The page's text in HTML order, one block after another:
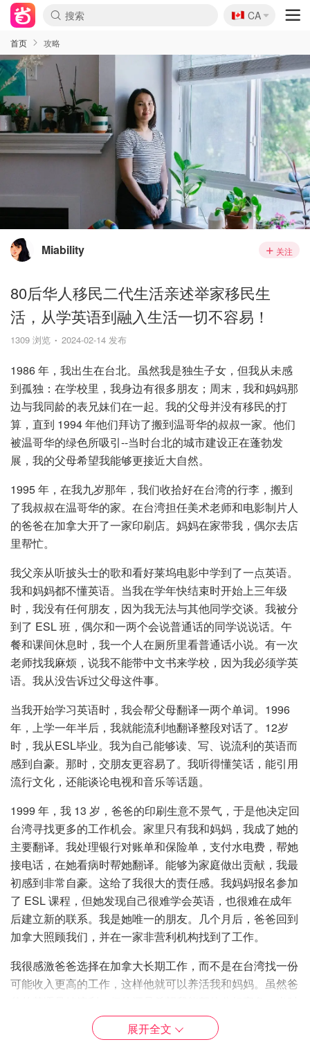
🇨🇦
CA
首页 攻略
Miability 关注
80后华人移民二代生活亲述举家移民生
活，从学英语到融入生活一切不容易！
1309 浏览 2024-02-14 发布
1986 年，我出生在台北。虽然我是独生子女，但我从未感
到孤独：在学校里，我身边有很多朋友；周末，我和妈妈那
边与我同龄的表兄妹们在一起。我的父母并没有移民的打
算，直到 1994 年他们拜访了搬到温哥华的叔叔一家。他们
被温哥华的绿色所吸引--当时台北的城市建设正在蓬勃发
展，我的父母希望我能够更接近大自然。
1995 年，在我九岁那年，我们收拾好在台湾的行李，搬到
了我叔叔在温哥华的家。在台湾担任美术老师和电影制片人
的爸爸在加拿大开了一家印刷店。妈妈在家带我，偶尔去店
里帮忙。
我父亲从听披头士的歌和看好莱坞电影中学到了一点英语。
我和妈妈都不懂英语。当我在学年快结束时开始上三年级
时，我没有任何朋友，因为我无法与其他同学交谈。我被分
到了 ESL 班，偶尔和一两个会说普通话的同学说说话。午
餐和课间休息时，我一个人在厕所里看普通话小说。有一次
老师找我麻烦，说我不能带中文书来学校，因为我必须学英
语。我从没告诉过父母这件事。
当我开始学习英语时，我会帮父母翻译一两个单词。1996
年，上学一年半后，我就能流利地翻译整段对话了。12岁
时，我从ESL毕业。我为自己能够读、写、说流利的英语而
感到自豪。那时，交朋友更容易了。我听得懂笑话，能引用
流行文化，还能谈论电视和音乐等话题。
1999 年，我 13 岁，爸爸的印刷生意不景气，于是他决定回
台湾寻找更多的工作机会。家里只有我和妈妈，我成了她的
主要翻译。我处理银行对账单和保险单，支付水电费，帮她
接电话，在她看病时帮她翻译。能够为家庭做出贡献，我最
初感到非常自豪。这给了我很大的责任感。我妈妈报名参加
了 ESL 课程，但她发现自己很难学会英语，也很难在成年
后建立新的联系。我是她唯一的朋友。几个月后，爸爸回到
加拿大照顾我们，并在一家非营利机构找到了工作。
我很感激爸爸选择在加拿大长期工作，而不是在台湾找一份
可能收入更高的工作，这样他就可以养活我和妈妈。虽然爸
我还不知道这个词，但我是一个语言中介，是我父母和新文
化之间的桥梁，是我一生都要承担的无形责任。后来我才知
展开全文